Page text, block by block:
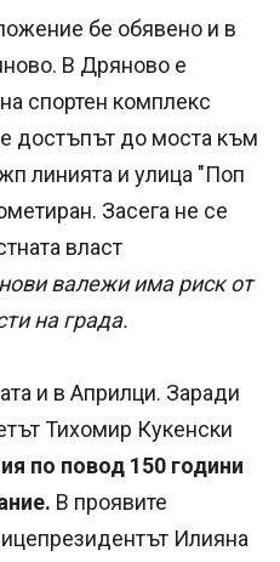
бе обявено и в
В Дряново е
спортен комплекс
достъпът до моста към
линията и улица "Поп
Засега не се
власт
валежи има риск от
на града.
и в Априлци. Заради
Тихомир Кукенски
по повод 150 години
В проявите
Илияна